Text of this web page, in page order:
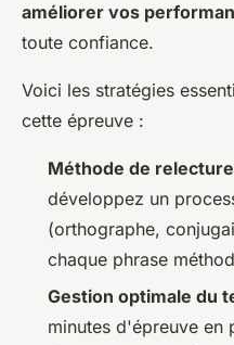
améliorer vos
toute confiance.
Voici les stratégies
cette épreuve :
Méthode de
développez un
(orthographe,
chaque phrase
Gestion optimale du
minutes d'épreuve en